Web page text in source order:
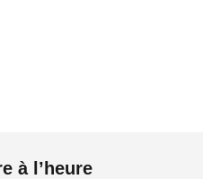
à l’heure